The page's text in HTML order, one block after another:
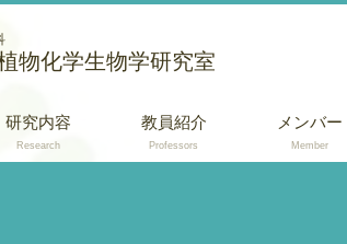
物化学生物学研究室
研究内容
Research
教員紹介
Professors
メンバー
Member